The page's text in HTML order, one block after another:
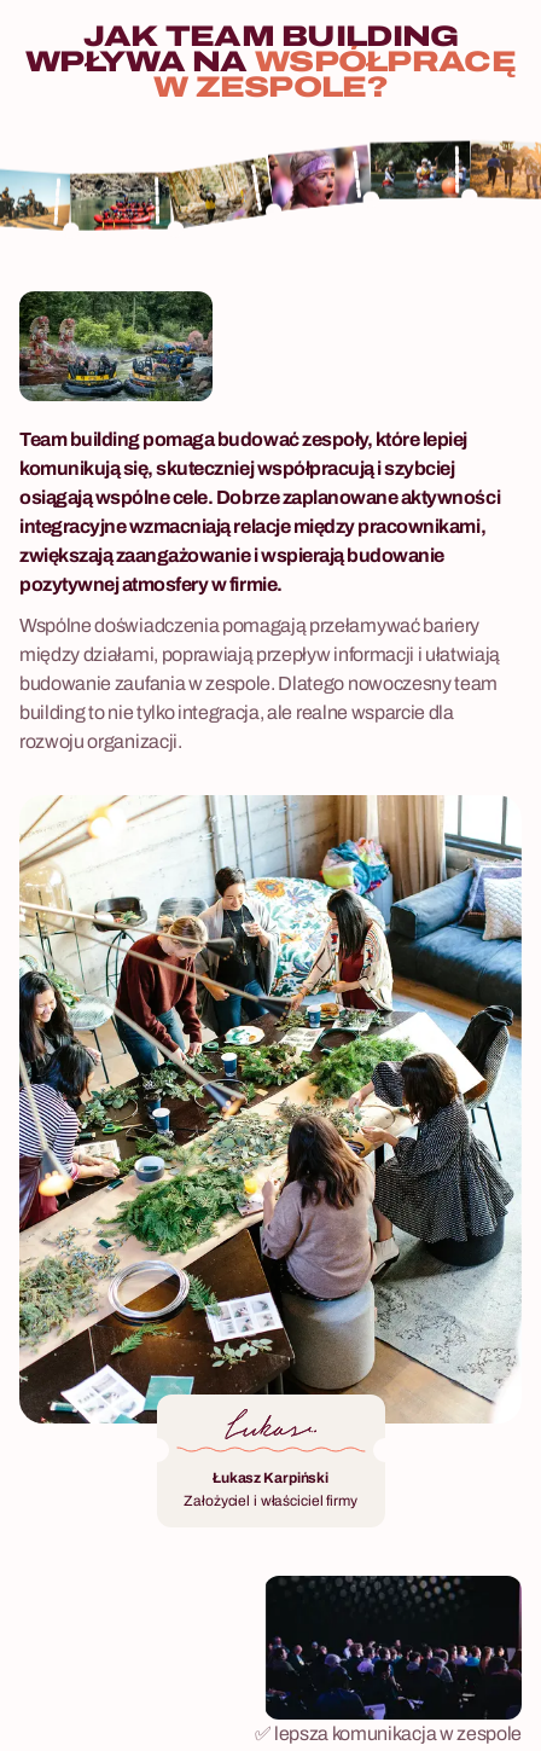
atrakcja lub jako element
wyjazdu integracyjnego z
JAK TEAM BUILDING
WPŁYWA NA WSPÓŁPRACĘ
W ZESPOLE?
Team building pomaga budować zespoły, które lepiej
komunikują się, skuteczniej współpracują i szybciej
osiągają wspólne cele. Dobrze zaplanowane aktywności
integracyjne wzmacniają relacje między pracownikami,
zwiększają zaangażowanie i wspierają budowanie
pozytywnej atmosfery w firmie.
Wspólne doświadczenia pomagają przełamywać bariery
między działami, poprawiają przepływ informacji i ułatwiają
budowanie zaufania w zespole. Dlatego nowoczesny team
building to nie tylko integracja, ale realne wsparcie dla
rozwoju organizacji.
Łukasz Karpiński
Założyciel i właściciel firmy
✅ lepsza komunikacja w zespole